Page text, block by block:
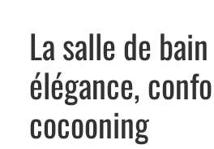
La salle de
élégance,
cocooning